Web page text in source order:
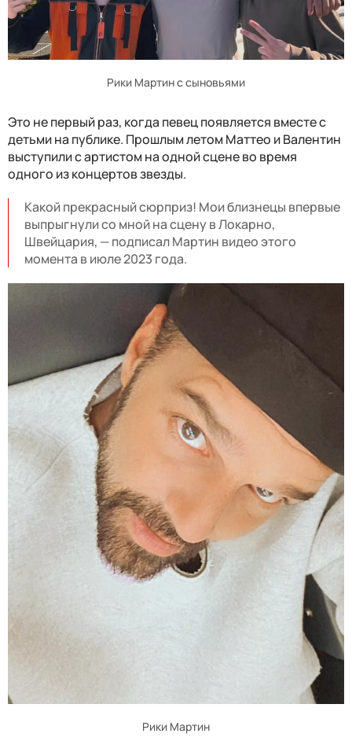
Рики Мартин с сыновьями
Это не первый раз, когда певец появляется вместе с
детьми на публике. Прошлым летом Маттео и Валентин
выступили с артистом на одной сцене во время
одного из концертов звезды.
Какой прекрасный сюрприз! Мои близнецы впервые
выпрыгнули со мной на сцену в Локарно,
Швейцария, — подписал Мартин видео этого
момента в июле 2023 года.
Рики Мартин